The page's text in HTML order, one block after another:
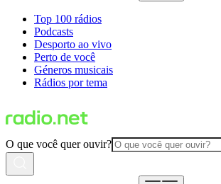
Top 100 rádios
Podcasts
Desporto ao vivo
Perto de você
Géneros musicais
Rádios por tema
O que você quer ouvir?